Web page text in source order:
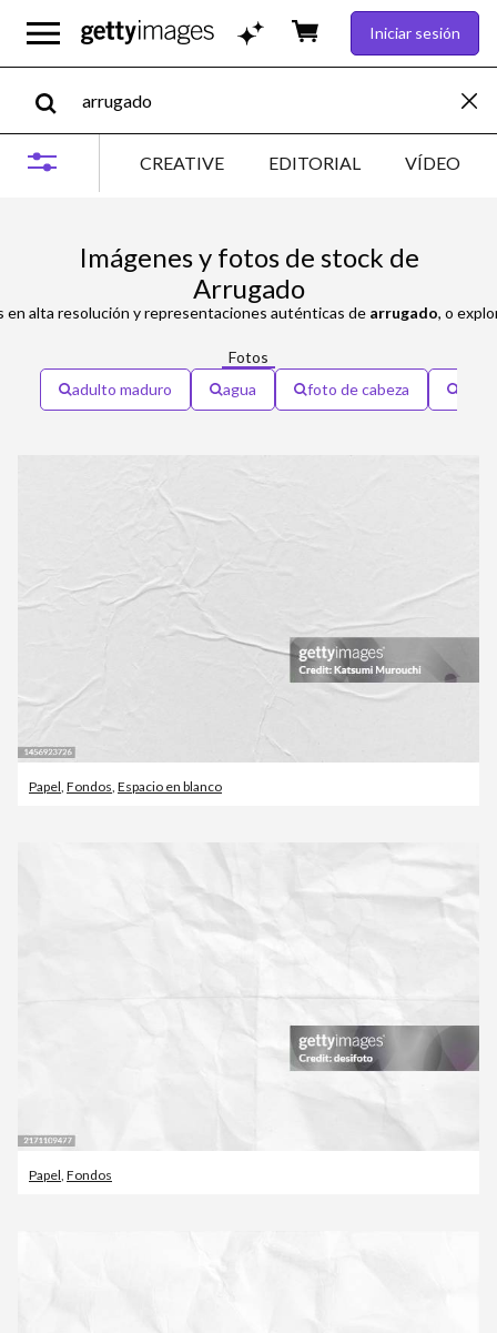
Iniciar sesión
CREATIVE EDITORIAL VÍDEO
Imágenes y fotos de stock de
Arrugado
alta resolución y representaciones auténticas de arrugado, o
Fotos
adulto maduro
agua foto de cabeza
Papel, Fondos, Espacio en blanco
Papel Fondos